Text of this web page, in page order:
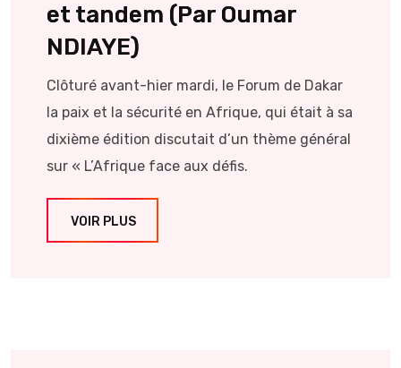
et tandem (Par Oumar
NDIAYE)
Clôturé avant-hier mardi, le Forum de Dakar
la paix et la sécurité en Afrique, qui était à sa
dixième édition discutait d’un thème général
sur « L’Afrique face aux défis.
VOIR PLUS